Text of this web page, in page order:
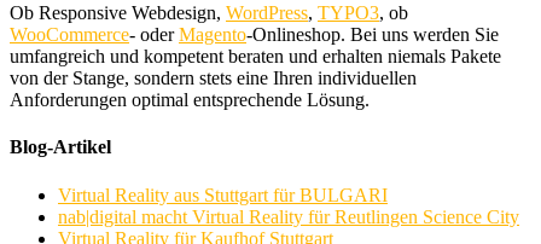
Ob Responsive Webdesign, WordPress, TYPO3, ob
WooCommerce- oderMagento-Onlineshop. Bei uns werden Sie
umfangreich und kompetent beraten und erhalten niemals Pakete
von der Stange, sondern stets eine Ihren individuellen
Anforderungen optimal entsprechende Lösung.
Blog-Artikel
Virtual Reality aus Stuttgart für BULGARI
nab|digital macht Virtual Reality für Reutlingen Science City
Virtual Reality für Kaufhof Stuttgart